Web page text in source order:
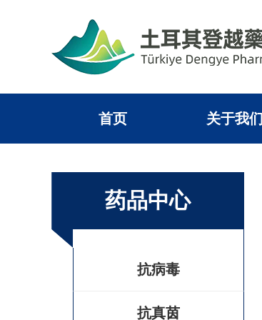
首页 关于我们
药品中心
抗病毒
抗真茵